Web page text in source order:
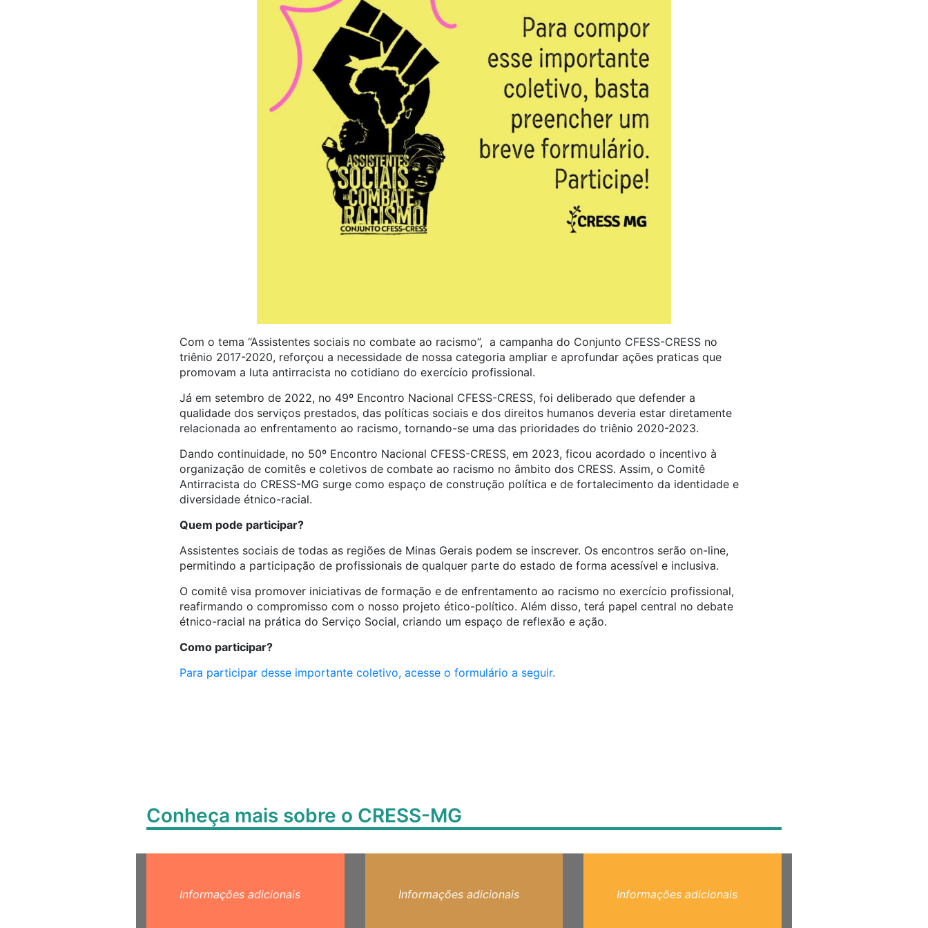
Com o tema “Assistentes sociais no combate ao racismo”, a campanha do Conjunto CFESS-CRESS no
triênio 2017-2020, reforçou a necessidade de nossa categoria ampliar e aprofundar ações praticas que
promovam a luta antirracista no cotidiano do exercício profissional.
Já em setembro de 2022, no 49º Encontro Nacional CFESS-CRESS, foi deliberado que defender a
qualidade dos serviços prestados, das políticas sociais e dos direitos humanos deveria estar diretamente
relacionada ao enfrentamento ao racismo, tornando-se uma das prioridades do triênio 2020-2023.
Dando continuidade, no 50º Encontro Nacional CFESS-CRESS, em 2023, ficou acordado o incentivo à
organização de comitês e coletivos de combate ao racismo no âmbito dos CRESS. Assim, o Comitê
Antirracista do CRESS-MG surge como espaço de construção política e de fortalecimento da identidade e
diversidade étnico-racial.
Quem pode participar?
Assistentes sociais de todas as regiões de Minas Gerais podem se inscrever. Os encontros serão on-line,
permitindo a participação de profissionais de qualquer parte do estado de forma acessível e inclusiva.
O comitê visa promover iniciativas de formação e de enfrentamento ao racismo no exercício profissional,
reafirmando o compromisso com o nosso projeto ético-político. Além disso, terá papel central no debate
étnico-racial na prática do Serviço Social, criando um espaço de reflexão e ação.
Como participar?
Para participar desse importante coletivo, acesse o formulário a seguir.
Conheça mais sobre o CRESS-MG
Informações adicionais Informações adicionais Informações adicionais